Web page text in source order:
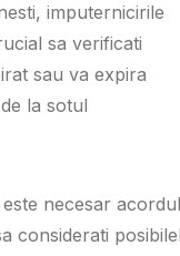
imputernicirile
sa verificati
sau va expira
la sotul
necesar acordul
considerati